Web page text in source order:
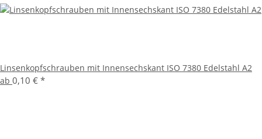
Linsenkopfschrauben mit Innensechskant ISO 7380 Edelstahl A2
ab 0,10 € *